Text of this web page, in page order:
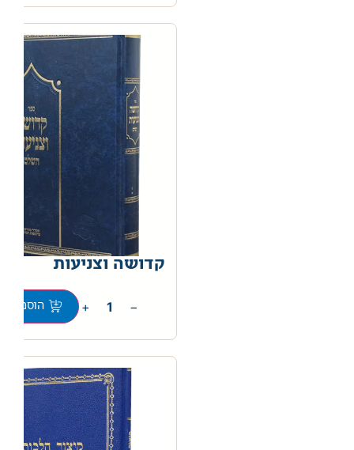
קדושה וצניעות
−
+ הוספה